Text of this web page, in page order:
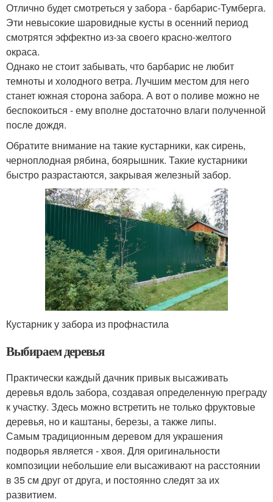
Отлично будет смотреться у забора - барбарис-Тумберга.
Эти невысокие шаровидные кусты в осенний период
смотрятся эффектно из-за своего красно-желтого
окраса.
Однако не стоит забывать, что барбарис не любит
темноты и холодного ветра. Лучшим местом для него
станет южная сторона забора. А вот о поливе можно не
беспокоиться - ему вполне достаточно влаги полученной
после дождя.
Обратите внимание на такие кустарники, как сирень,
черноплодная рябина, боярышник. Такие кустарники
быстро разрастаются, закрывая железный забор.
Кустарник у забора из профнастила
Выбираем деревья
Практически каждый дачник привык высаживать
деревья вдоль забора, создавая определенную преграду
к участку. Здесь можно встретить не только фруктовые
деревья, но и каштаны, березы, а также липы.
Самым традиционным деревом для украшения
подворья является - хвоя. Для оригинальности
композиции небольшие ели высаживают на расстоянии
в 35 см друг от друга, и постоянно следят за их
развитием.